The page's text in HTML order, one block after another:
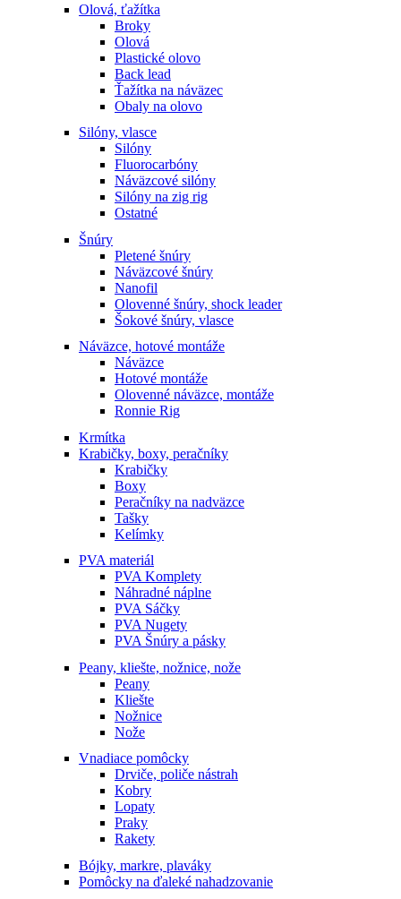
Olová, ťažítka
Broky
Olová
Plastické olovo
Back lead
Ťažítka na náväzec
Obaly na olovo
Silóny, vlasce
Silóny
Fluorocarbóny
Náväzcové silóny
Silóny na zig rig
Ostatné
Šnúry
Pletené šnúry
Náväzcové šnúry
Nanofil
Olovenné šnúry, shock leader
Šokové šnúry, vlasce
Náväzce, hotové montáže
Náväzce
Hotové montáže
Olovenné náväzce, montáže
Ronnie Rig
Krmítka
Krabičky, boxy, peračníky
Krabičky
Boxy
Peračníky na nadväzce
Tašky
Kelímky
PVA materiál
PVA Komplety
Náhradné náplne
PVA Sáčky
PVA Nugety
PVA Šnúry a pásky
Peany, kliešte, nožnice, nože
Peany
Kliešte
Nožnice
Nože
Vnadiace pomôcky
Drviče, poliče nástrah
Kobry
Lopaty
Praky
Rakety
Bójky, markre, plaváky
Pomôcky na ďaleké nahadzovanie